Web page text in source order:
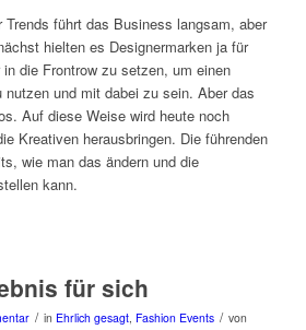
Trends führt das Business langsam, aber
hielten es Designermarken ja für
die Frontrow zu setzen, um einen
nutzen und mit dabei zu sein. Aber das
Auf diese Weise wird heute noch
Kreativen herausbringen. Die führenden
wie man das ändern und die
kann.
für sich
/ in Ehrlich gesagt, Fashion Events / von